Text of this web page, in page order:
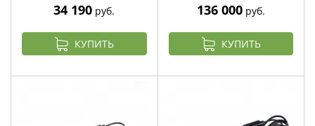
34 190 руб.
КУПИТЬ
136 000руб.
КУПИТЬ